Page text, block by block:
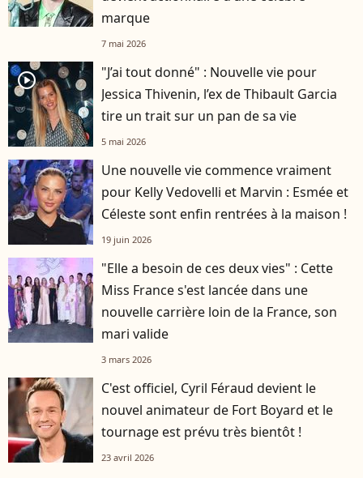
marque
7 mai 2026
player2
"J’ai tout donné" : Nouvelle vie pour
Jessica Thivenin, l’ex de Thibault Garcia
tire un trait sur un pan de sa vie
5 mai 2026
Une nouvelle vie commence vraiment
pour Kelly Vedovelli et Marvin : Esmée et
Céleste sont enfin rentrées à la maison !
19 juin 2026
"Elle a besoin de ces deux vies" : Cette
Miss France s'est lancée dans une
nouvelle carrière loin de la France, son
mari valide
3 mars 2026
C'est officiel, Cyril Féraud devient le
nouvel animateur de Fort Boyard et le
tournage est prévu très bientôt !
23 avril 2026